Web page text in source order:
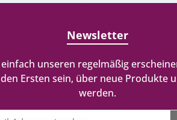
Newsletter
unseren regelmäßig
Ersten sein, über neue Produkte
werden.